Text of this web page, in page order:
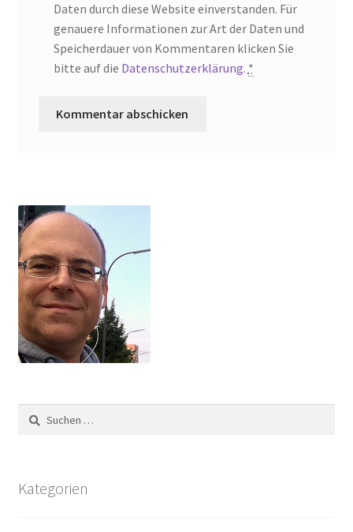
Daten durch diese Website einverstanden. Für
genauere Informationen zur Art der Daten und
Speicherdauer von Kommentaren klicken Sie
bitte auf die Datenschutzerklärung. *
Suchen
nach:
Kategorien